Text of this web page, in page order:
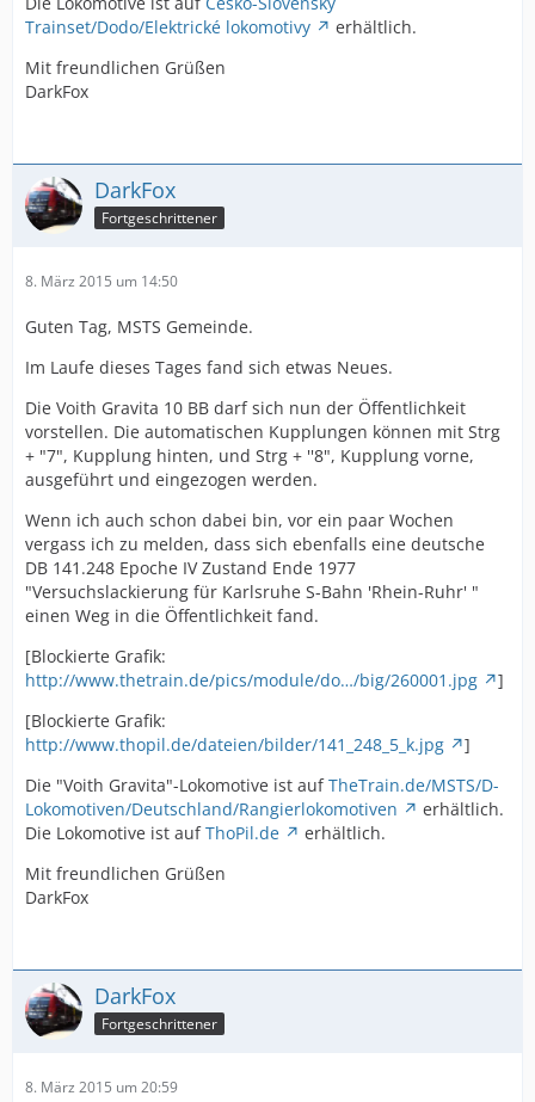
Trainset/Dodo/Elektrické lokomotivy
erhältlich.
Mit freundlichen Grüßen
DarkFox
DarkFox
Fortgeschrittener
8. März 2015 um 14:50
Guten Tag, MSTS Gemeinde.
Im Laufe dieses Tages fand sich etwas Neues.
Die Voith Gravita 10 BB darf sich nun der Öffentlichkeit
vorstellen. Die automatischen Kupplungen können mit Strg
+ "7", Kupplung hinten, und Strg + ''8", Kupplung vorne,
ausgeführt und eingezogen werden.
Wenn ich auch schon dabei bin, vor ein paar Wochen
vergass ich zu melden, dass sich ebenfalls eine deutsche
DB 141.248 Epoche IV Zustand Ende 1977
"Versuchslackierung für Karlsruhe S-Bahn 'Rhein-Ruhr' "
einen Weg in die Öffentlichkeit fand.
[Blockierte Grafik:
http://www.thetrain.de/pics/module/do…/big/260001.jpg
]
[Blockierte Grafik:
http://www.thopil.de/dateien/bilder/141_248_5_k.jpg
]
Die "Voith Gravita"-Lokomotive ist aufTheTrain.de/MSTS/D-
Lokomotiven/Deutschland/Rangierlokomotiven
erhältlich.
Die Lokomotive ist aufThoPil.de
erhältlich.
Mit freundlichen Grüßen
DarkFox
DarkFox
Fortgeschrittener
8. März 2015 um 20:59